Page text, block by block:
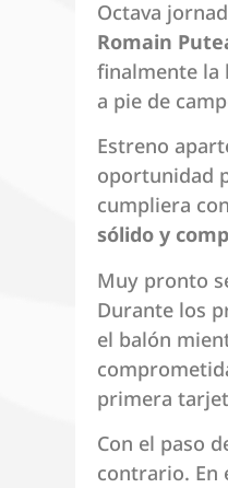
Octava
Romain
finalmente la
a pie de
Estreno
oportunidad
cumpliera
sólido y
Muy pronto
Durante los
el balón
primera
Con el paso
contrario. En